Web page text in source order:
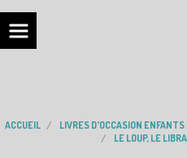
ACCUEIL LIVRES D'OCCASION ENFANTS
LE LOUP, LE